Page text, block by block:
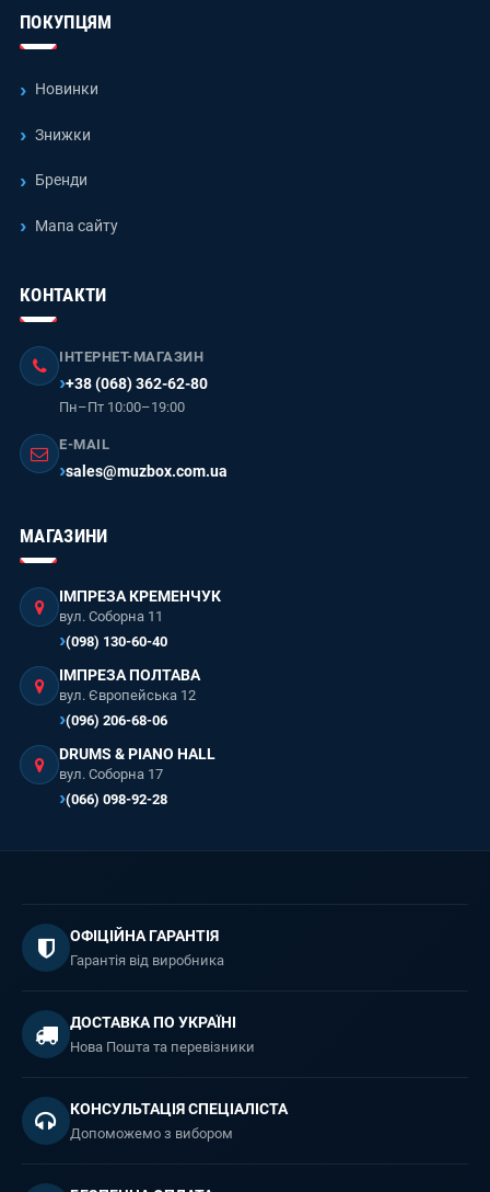
ПОКУПЦЯМ
Новинки
Знижки
Бренди
Мапа сайту
КОНТАКТИ
ІНТЕРНЕТ-МАГАЗИН
+38 (068) 362-62-80
Пн–Пт 10:00–19:00
E-MAIL
sales@muzbox.com.ua
МАГАЗИНИ
ІМПРЕЗА КРЕМЕНЧУК
вул. Соборна 11
(098) 130-60-40
ІМПРЕЗА ПОЛТАВА
вул. Європейська 12
(096) 206-68-06
DRUMS & PIANO HALL
вул. Соборна 17
(066) 098-92-28
ОФІЦІЙНА ГАРАНТІЯ
Гарантія від виробника
ДОСТАВКА ПО УКРАЇНІ
Нова Пошта та перевізники
КОНСУЛЬТАЦІЯ СПЕЦІАЛІСТА
Допоможемо з вибором